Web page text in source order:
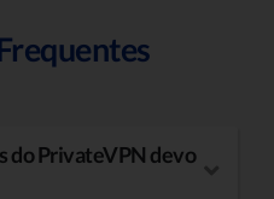
do PrivateVPN devo